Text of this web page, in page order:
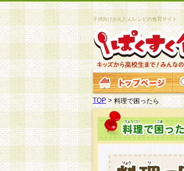
子供向けかんたんレシピの食育サイト
TOP > 料理で困ったら